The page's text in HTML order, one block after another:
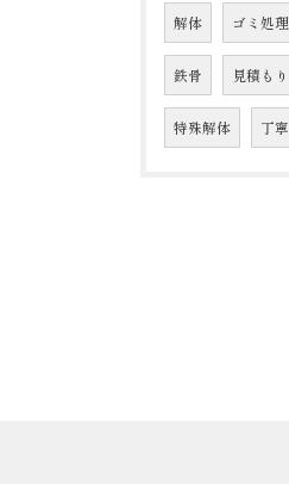
解体 ゴミ処理
鉄骨 見積もり
特殊解体 丁寧